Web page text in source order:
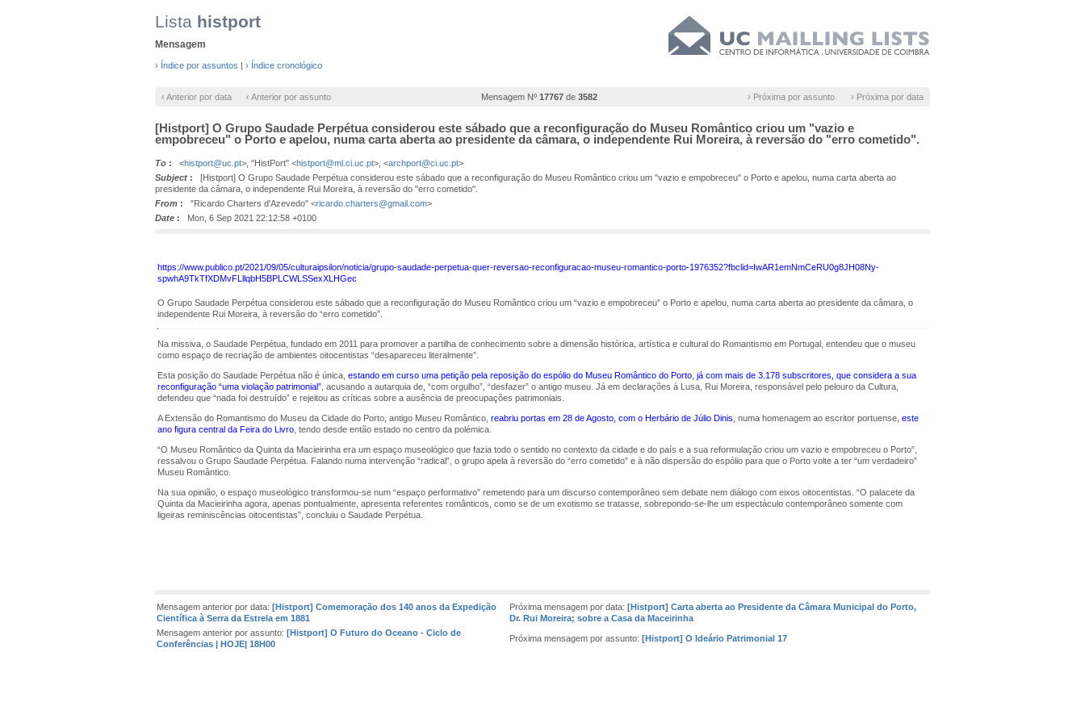
Lista histport
Mensagem
› Índice por assuntos | › Índice cronológico
‹ Anterior por data ‹ Anterior por assunto Mensagem Nº 17767 de 3582 › Próxima por assunto › Próxima por data
[Histport] O Grupo Saudade Perpétua considerou este sábado que a reconfiguração do Museu Romântico criou um "vazio e
empobreceu" o Porto e apelou, numa carta aberta ao presidente da câmara, o independente Rui Moreira, à reversão do "erro cometido".
To : <histport@uc.pt>, "HistPort" <histport@ml.ci.uc.pt>, <archport@ci.uc.pt>
Subject : [Histport] O Grupo Saudade Perpétua considerou este sábado que a reconfiguração do Museu Romântico criou um "vazio e empobreceu" o Porto e apelou, numa carta aberta ao
presidente da câmara, o independente Rui Moreira, à reversão do "erro cometido".
From : "Ricardo Charters d'Azevedo" <ricardo.charters@gmail.com>
Date : Mon, 6 Sep 2021 22:12:58 +0100
https://www.publico.pt/2021/09/05/culturaipsilon/noticia/grupo-saudade-perpetua-quer-reversao-reconfiguracao-museu-romantico-porto-1976352?fbclid=IwAR1emNmCeRU0g8JH08Ny-
spwhA9TkTfXDMvFLllqbH5BPLCWLSSexXLHGec
O Grupo Saudade Perpétua considerou este sábado que a reconfiguração do Museu Romântico criou um “vazio e empobreceu” o Porto e apelou, numa carta aberta ao presidente da câmara, o
independente Rui Moreira, à reversão do “erro cometido”.
Na missiva, o Saudade Perpétua, fundado em 2011 para promover a partilha de conhecimento sobre a dimensão histórica, artística e cultural do Romantismo em Portugal, entendeu que o museu
como espaço de recriação de ambientes oitocentistas “desapareceu literalmente”.
Esta posição do Saudade Perpétua não é única, estando em curso uma petição pela reposição do espólio do Museu Romântico do Porto, já com mais de 3.178 subscritores, que considera a sua
reconfiguração “uma violação patrimonial” , acusando a autarquia de, “com orgulho”, “desfazer” o antigo museu. Já em declarações à Lusa, Rui Moreira, responsável pelo pelouro da Cultura,
defendeu que “nada foi destruído” e rejeitou as críticas sobre a ausência de preocupações patrimoniais.
A Extensão do Romantismo do Museu da Cidade do Porto, antigo Museu Romântico, reabriu portas em 28 de Agosto, com o Herbário de Júlio Dinis , numa homenagem ao escritor portuense, este
ano figura central da Feira do Livro , tendo desde então estado no centro da polémica.
“O Museu Romântico da Quinta da Macieirinha era um espaço museológico que fazia todo o sentido no contexto da cidade e do país e a sua reformulação criou um vazio e empobreceu o Porto”,
ressalvou o Grupo Saudade Perpétua. Falando numa intervenção “radical”, o grupo apela à reversão do “erro cometido” e à não dispersão do espólio para que o Porto volte a ter “um verdadeiro”
Museu Romântico.
Na sua opinião, o espaço museológico transformou-se num “espaço performativo” remetendo para um discurso contemporâneo sem debate nem diálogo com eixos oitocentistas. “O palacete da
Quinta da Macieirinha agora, apenas pontualmente, apresenta referentes românticos, como se de um exotismo se tratasse, sobrepondo-se-lhe um espectáculo contemporâneo somente com
ligeiras reminiscências oitocentistas”, concluiu o Saudade Perpétua.
Mensagem anterior por data: [Histport] Comemoração dos 140 anos da Expedição
Científica à Serra da Estrela em 1881
Próxima mensagem por data: [Histport] Carta aberta ao Presidente da Câmara Municipal do Porto,
Dr. Rui Moreira; sobre a Casa da Maceirinha
Mensagem anterior por assunto: [Histport] O Futuro do Oceano - Ciclo de
Conferências | HOJE| 18H00
Próxima mensagem por assunto: [Histport] O Ideário Patrimonial 17